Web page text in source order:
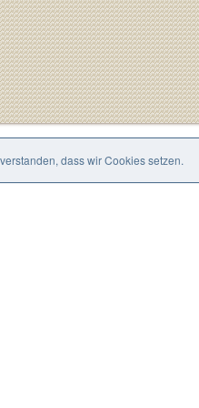
dass wir Cookies setzen.